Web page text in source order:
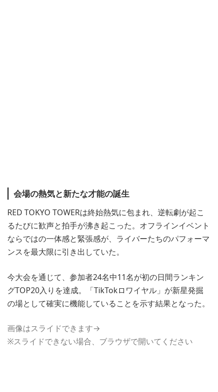
会場の熱気と新たな才能の誕生
RED TOKYO TOWERは終始熱気に包まれ、逆転劇が起こ
るたびに歓声と拍手が沸き起こった。オフラインイベント
ならではの一体感と緊張感が、ライバーたちのパフォーマ
ンスを最大限に引き出していた。
今大会を通じて、参加者24名中11名が初の日間ランキン
グTOP20入りを達成。「TikTokロワイヤル」が新星発掘
の場として確実に機能していることを示す結果となった。
画像はスライドできます→
※スライドできない場合、ブラウザで開いてください